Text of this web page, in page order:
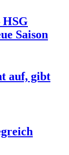
HSG
Saison
auf, gibt